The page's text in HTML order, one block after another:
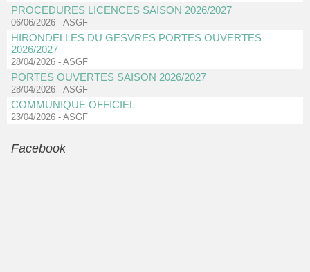
PROCEDURES LICENCES SAISON 2026/2027
06/06/2026 - ASGF
HIRONDELLES DU GESVRES PORTES OUVERTES
2026/2027
28/04/2026 - ASGF
PORTES OUVERTES SAISON 2026/2027
28/04/2026 - ASGF
COMMUNIQUE OFFICIEL
23/04/2026 - ASGF
Facebook